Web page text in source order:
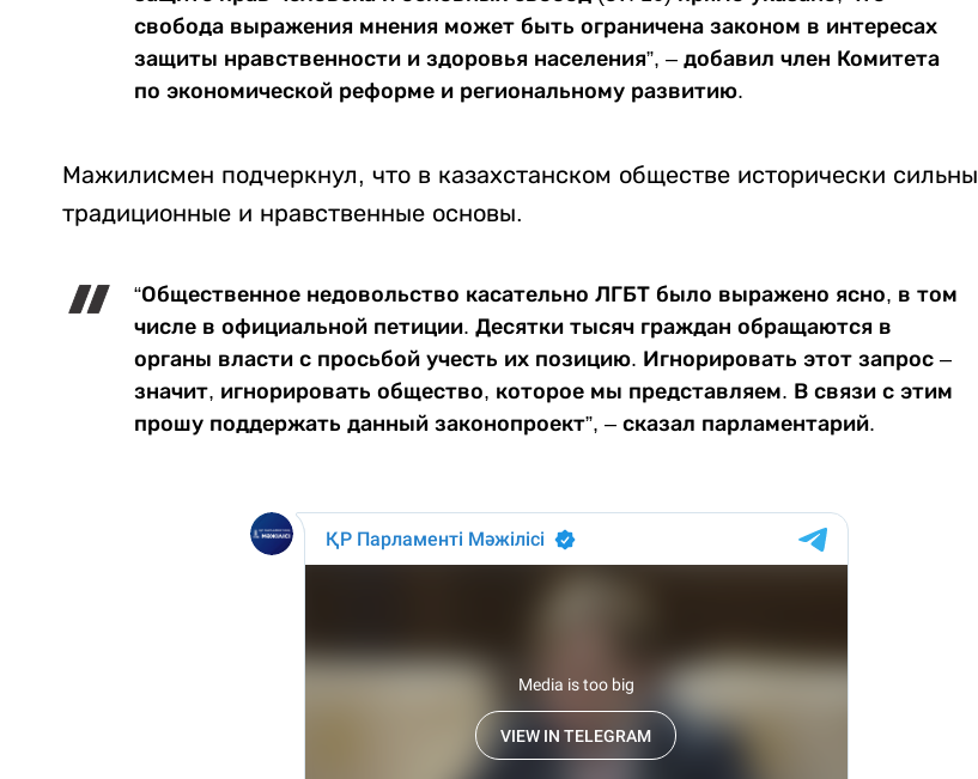
свобода выражения мнения может быть ограничена законом в интересах
защиты нравственности и здоровья населения”, – добавил член Комитета
по экономической реформе и региональному развитию.
Мажилисмен подчеркнул, что в казахстанском обществе исторически сильны
традиционные и нравственные основы.
“Общественное недовольство касательно ЛГБТ было выражено ясно, в том
числе в официальной петиции. Десятки тысяч граждан обращаются в
органы власти с просьбой учесть их позицию. Игнорировать этот запрос –
значит, игнорировать общество, которое мы представляем. В связи с этим
прошу поддержать данный законопроект”, – сказал парламентарий.